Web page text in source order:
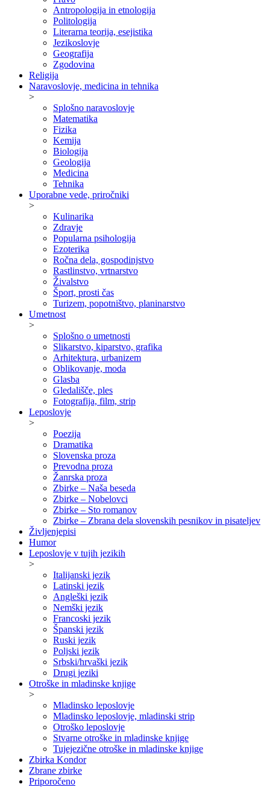
Antropologija in etnologija
Politologija
Literarna teorija, esejistika
Jezikoslovje
Geografija
Zgodovina
Religija
Naravoslovje, medicina in tehnika
>
Splošno naravoslovje
Matematika
Fizika
Kemija
Biologija
Geologija
Medicina
Tehnika
Uporabne vede, priročniki
>
Kulinarika
Zdravje
Popularna psihologija
Ezoterika
Ročna dela, gospodinjstvo
Rastlinstvo, vrtnarstvo
Živalstvo
Šport, prosti čas
Turizem, popotništvo, planinarstvo
Umetnost
>
Splošno o umetnosti
Slikarstvo, kiparstvo, grafika
Arhitektura, urbanizem
Oblikovanje, moda
Glasba
Gledališče, ples
Fotografija, film, strip
Leposlovje
>
Poezija
Dramatika
Slovenska proza
Prevodna proza
Žanrska proza
Zbirke – Naša beseda
Zbirke – Nobelovci
Zbirke – Sto romanov
Zbirke – Zbrana dela slovenskih pesnikov in pisateljev
Življenjepisi
Humor
Leposlovje v tujih jezikih
>
Italijanski jezik
Latinski jezik
Angleški jezik
Nemški jezik
Francoski jezik
Španski jezik
Ruski jezik
Poljski jezik
Srbski/hrvaški jezik
Drugi jeziki
Otroške in mladinske knjige
>
Mladinsko leposlovje
Mladinsko leposlovje, mladinski strip
Otroško leposlovje
Stvarne otroške in mladinske knjige
Tujejezične otroške in mladinske knjige
Zbirka Kondor
Zbrane zbirke
Priporočeno